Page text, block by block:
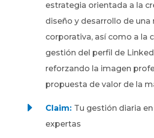
estrategia orientada a la
diseño y desarrollo de una
corporativa, así como a la
gestión del perfil de
reforzando la imagen
propuesta de valor de la
E Claim: Tu gestión diaria
expertas